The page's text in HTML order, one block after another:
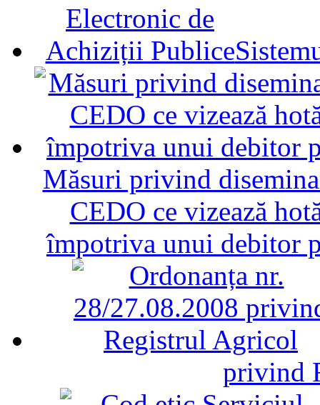
Măsuri privind
CEDO ce vizează
împotriva unui debitor
privind